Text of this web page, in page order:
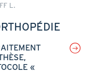
L.
«